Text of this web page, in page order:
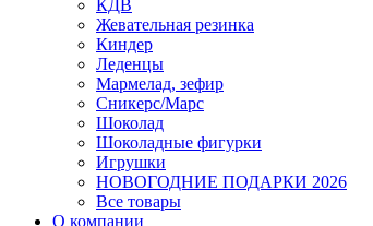
КДВ
Жевательная резинка
Киндер
Леденцы
Мармелад, зефир
Сникерс/Марс
Шоколад
Шоколадные фигурки
Игрушки
НОВОГОДНИЕ ПОДАРКИ 2026
Все товары
О компании